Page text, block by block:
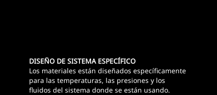
DISEÑO DE SISTEMA ESPECÍFICO
Los materiales están diseñados específicamente
para las temperaturas, las presiones y los
fluidos del sistema donde se están usando.